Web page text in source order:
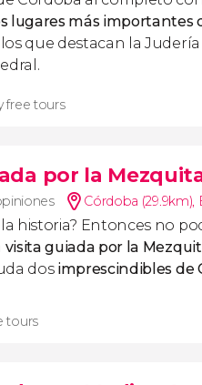
lugares más importantes
que destacan la Judería
free tours
por la
Córdoba (29.9km),
historia? Entonces no
visita guiada por la
dos imprescindibles de
tours